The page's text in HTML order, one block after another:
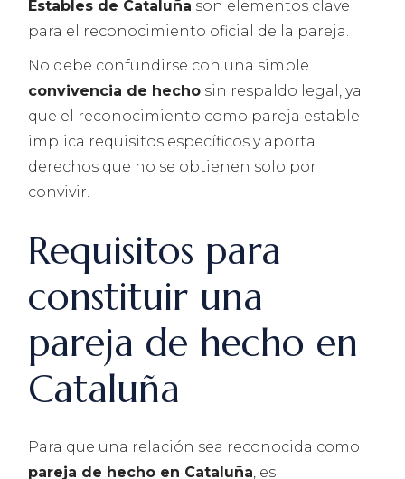
Estables de Cataluña son elementos clave
para el reconocimiento oficial de la pareja.
No debe confundirse con una simple
convivencia de hecho sin respaldo legal, ya
que el reconocimiento como pareja estable
implica requisitos específicos y aporta
derechos que no se obtienen solo por
convivir.
Requisitos para
constituir una
pareja de hecho en
Cataluña
Para que una relación sea reconocida como
pareja de hecho en Cataluña, es